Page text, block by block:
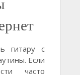
гитару с
Если
часто